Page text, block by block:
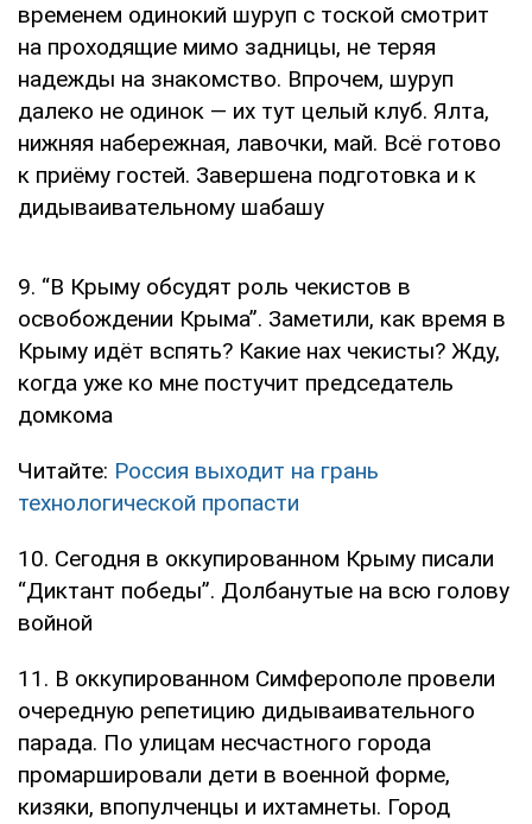
временем одинокий шуруп с тоской смотрит
на проходящие мимо задницы, не теряя
надежды на знакомство. Впрочем, шуруп
далеко не одинок — их тут целый клуб. Ялта,
нижняя набережная, лавочки, май. Всё готово
к приёму гостей. Завершена подготовка и к
дидываивательному шабашу
9. “В Крыму обсудят роль чекистов в
освобождении Крыма”. Заметили, как время в
Крыму идёт вспять? Какие нах чекисты? Жду,
когда уже ко мне постучит председатель
домкома
Читайте: Россия выходит на грань
технологической пропасти
10. Сегодня в оккупированном Крыму писали
“Диктант победы”. Долбанутые на всю голову
войной
11. В оккупированном Симферополе провели
очередную репетицию дидываивательного
парада. По улицам несчастного города
промаршировали дети в военной форме,
кизяки, впопулченцы и ихтамнеты. Город